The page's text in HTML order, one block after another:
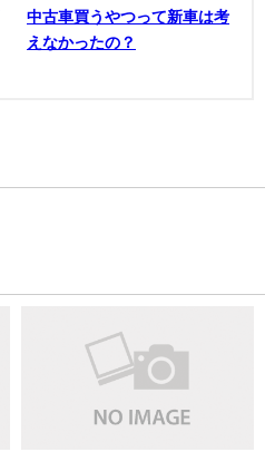
中古車買うやつって新車は考
えなかったの？